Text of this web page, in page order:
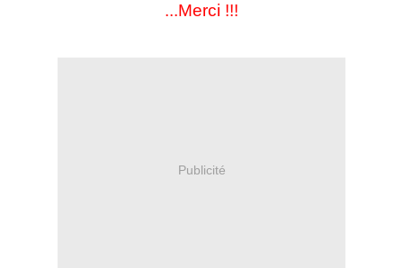
...Merci !!!
Publicité